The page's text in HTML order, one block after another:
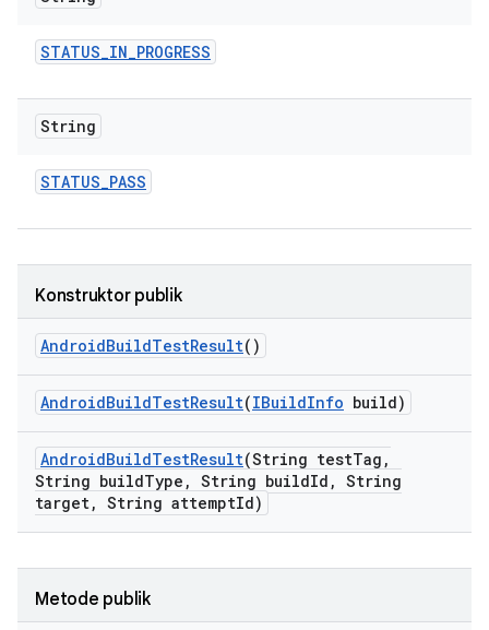
STATUS_IN_PROGRESS
String
STATUS_PASS
Konstruktor publik
AndroidBuildTestResult()
AndroidBuildTestResult(IBuildInfo build)
AndroidBuildTestResult(String testTag ,
String buildType , String buildId , String
target, String attemptId)
Metode publik